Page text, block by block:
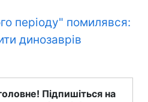
періоду" помилявся:
динозаврів
Підпишіться на